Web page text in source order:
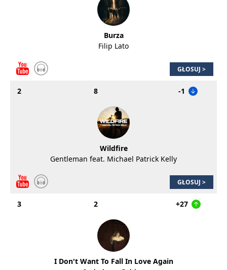
Burza
Filip Lato
GŁOSUJ >
2 8 -1
Wildfire
Gentleman feat. Michael Patrick Kelly
GŁOSUJ >
3 2 +27
I Don't Want To Fall In Love Again